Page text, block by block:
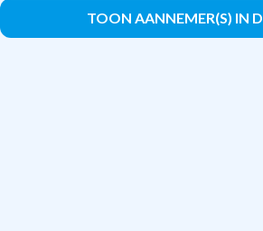
TOON AANNEMER(S) IN